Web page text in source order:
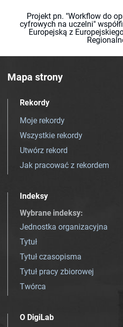
Projekt pn. "Workflow do
cyfrowych na uczelni"
Europejską z
Mapa strony
Rekordy
Moje rekordy
Wszystkie rekordy
Utwórz rekord
Jak pracować z rekordem
Indeksy
Wybrane indeksy:
Jednostka organizacyjna
Tytuł
Tytuł czasopisma
Tytuł pracy zbiorowej
Twórca
O DigiLab